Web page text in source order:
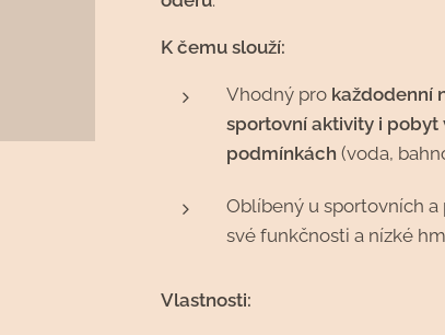
K čemu slouží:
Vhodný pro každodenní
sportovní aktivity i pobyt
podmínkách (voda,
Oblíbený u sportovních
své funkčnosti a nízké
Vlastnosti: